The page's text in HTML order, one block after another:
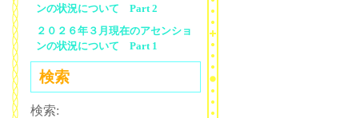
ンの状況について Part 2
２０２６年３月現在のアセンショ
ンの状況について Part 1
検索
検索: